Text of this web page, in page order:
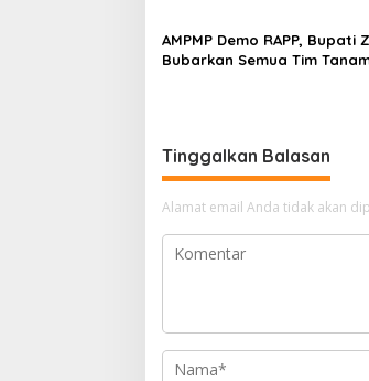
o
s
AMPMP Demo RAPP, Bupati
Bubarkan Semua Tim
Tinggalkan Balasan
Alamat email Anda tidak akan